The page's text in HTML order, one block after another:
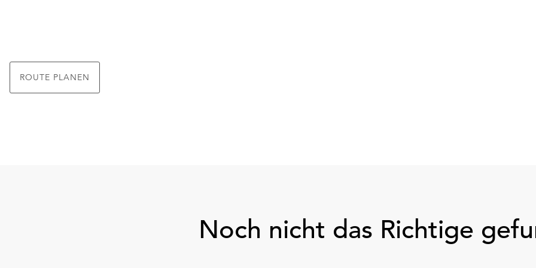
ROUTE PLANEN
Noch nicht das Richtige